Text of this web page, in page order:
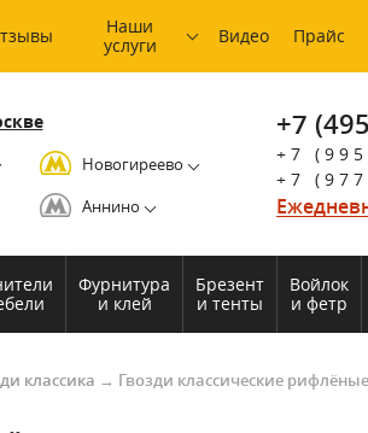
Наши
услуги
Видео Прайс
Новогиреево
Аннино
+7
+7
+7
Фурнитура
и клей
Брезент
и тенты
Войлок
и фетр
классика → Гвозди классические